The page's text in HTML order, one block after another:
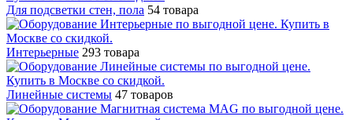
Для подсветки стен, пола 54 товара
Интерьерные 293 товара
Линейные системы 47 товаров